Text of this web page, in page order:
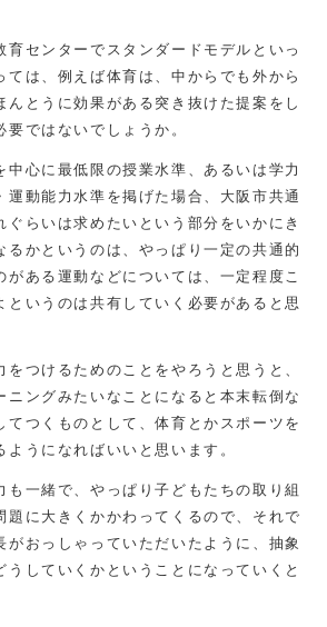
センターでスタンダードモデルといっ
ては、例えば体育は、中からでも外から
んとうに効果がある突き抜けた提案をし
ではないでしょうか。
中心に最低限の授業水準、あるいは学力
運動能力水準を掲げた場合、大阪市共通
ぐらいは求めたいという部分をいかにき
るかというのは、やっぱり一定の共通的
がある運動などについては、一定程度こ
というのは共有していく必要があると思
つけるためのことをやろうと思うと、
ニングみたいなことになると本末転倒な
てつくものとして、体育とかスポーツを
ようになればいいと思います。
一緒で、やっぱり子どもたちの取り組
題に大きくかかわってくるので、それで
がおっしゃっていただいたように、抽象
うしていくかということになっていくと